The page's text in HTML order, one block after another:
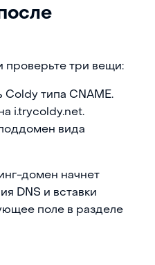
проверьте три вещи:
Coldy типа CNAME.
i.trycoldy.net.
вида
домен начнет
DNS и вставки
поле в разделе